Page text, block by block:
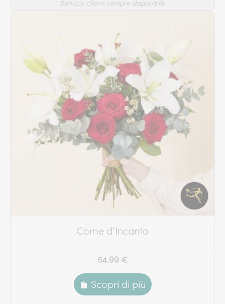
Servizio clienti sempre disponibile
Come d’Incanto
54.99 €
Scopri di più